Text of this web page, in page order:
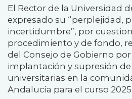
El Rector de la Universidad
expresado su “perplejidad,
incertidumbre”, por
procedimiento y de fondo,
del Consejo de Gobierno
implantación y supresión
universitarias en la
Andalucía para el curso